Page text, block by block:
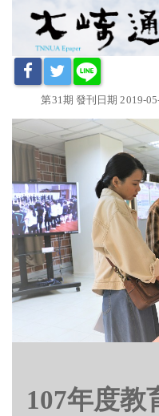
第31期 發刊日期 2019-
107年度教